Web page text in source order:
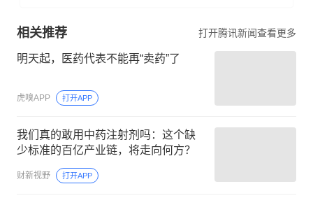
相关推荐 打开腾讯新闻查看更多
明天起，医药代表不能再“卖药”了
虎嗅APP 打开APP
我们真的敢用中药注射剂吗：这个缺
少标准的百亿产业链，将走向何方？
财新视野 打开APP